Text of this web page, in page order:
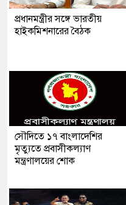
প্রধানমন্ত্রীর সঙ্গে ভারতীয়
হাইকমিশনারের বৈঠক
সৌ‌দিতে ১৭ বাংলাদেশির
মৃত্যুতে প্রবাসীকল্যাণ
মন্ত্রণালয়ের শোক